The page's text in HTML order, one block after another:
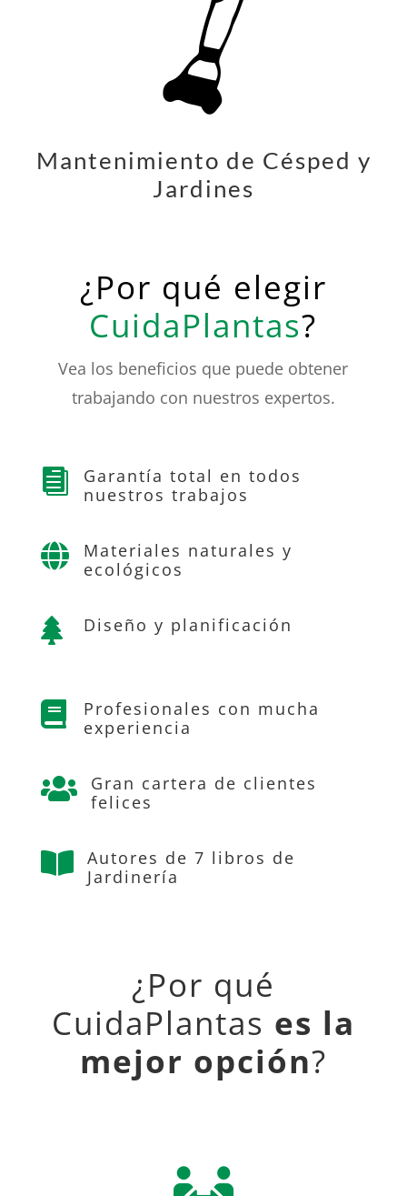
Mantenimiento de Césped y
Jardines
¿Por qué elegir
CuidaPlantas?
Vea los beneficios que puede obtener
trabajando con nuestros expertos.

Garantía total en todos
nuestros trabajos

Materiales naturales y
ecológicos
 Diseño y planificación

Profesionales con mucha
experiencia

Gran cartera de clientes
felices

Autores de 7 libros de
Jardinería
¿Por qué
CuidaPlantas es la
mejor opción?